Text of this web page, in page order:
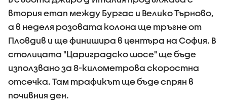
втория етап между Бургас и Велико Търново,
а в неделя розовата колона ще тръгне от
Пловдив и ще финишира в центъра на София. В
столицата "Цариградско шосе" ще бъде
използвано за 8-километрова скоростна
отсечка. Там трафикът ще бъде спрян в
почивния ден.